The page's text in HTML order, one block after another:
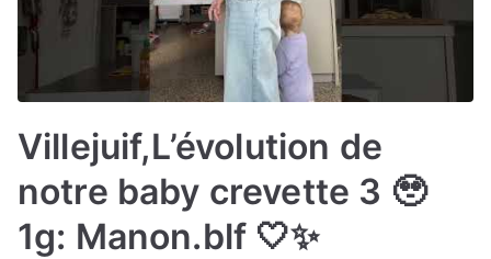
Villejuif,L’évolution de
notre baby crevette 3 🥹
1g: Manon.blf 🤍✨